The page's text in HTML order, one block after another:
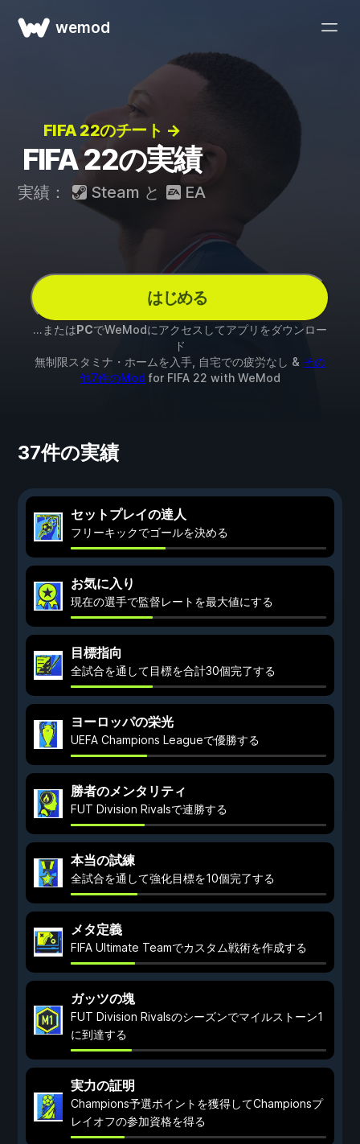
wemod
FIFA 22のチート →
FIFA 22の実績
実績： Steam と EA
はじめる
...またはPCでWeModにアクセスしてアプリをダウンロー
ド
無制限スタミナ・ホームを入手, 自宅での疲労なし & その
他7件のMod for FIFA 22 with WeMod
37件の実績
セットプレイの達人
フリーキックでゴールを決める
お気に入り
現在の選手で監督レートを最大値にする
目標指向
全試合を通して目標を合計30個完了する
ヨーロッパの栄光
UEFA Champions Leagueで優勝する
勝者のメンタリティ
FUT Division Rivalsで連勝する
本当の試練
全試合を通して強化目標を10個完了する
メタ定義
FIFA Ultimate Teamでカスタム戦術を作成する
ガッツの塊
FUT Division Rivalsのシーズンでマイルストーン1
に到達する
実力の証明
Champions予選ポイントを獲得してChampionsプ
レイオフの参加資格を得る